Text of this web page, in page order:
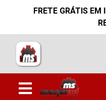
FRETE GRÁTIS